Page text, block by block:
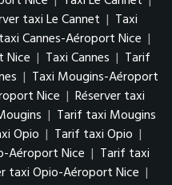
taxi Le Cannet | Taxi
Cannes-Aéroport Nice |
Nice | Taxi Cannes | Tarif
| Taxi Mougins-Aéroport
Nice | Réserver taxi
| Tarif taxi Mougins
Opio | Tarif taxi Opio |
Aéroport Nice | Tarif taxi
taxi Opio-Aéroport Nice |